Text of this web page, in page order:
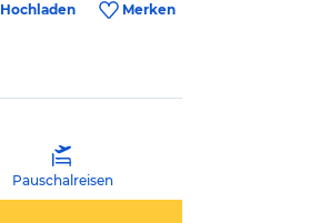
Hochladen Merken
Pauschalreisen